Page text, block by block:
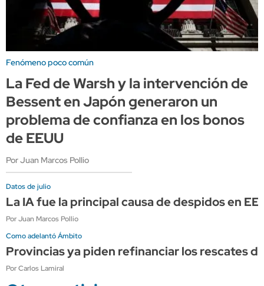
Fenómeno poco común
La Fed de Warsh y la intervención de
Bessent en Japón generaron un
problema de confianza en los bonos
de EEUU
Por Juan Marcos Pollio
Datos de julio
La IA fue la principal causa de despidos en
Por Juan Marcos Pollio
Como adelantó Ámbito
Provincias ya piden refinanciar los rescates
Por Carlos Lamiral